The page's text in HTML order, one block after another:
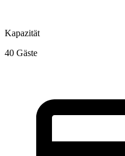
Kapazität
40 Gäste